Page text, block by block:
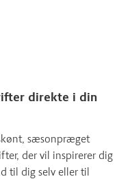
direkte i din
sæsonpræget
der vil inspirerer dig
til dig selv eller til